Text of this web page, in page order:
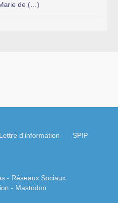
de (…)
Lettre d'information SPIP
- Réseaux Sociaux
- Mastodon